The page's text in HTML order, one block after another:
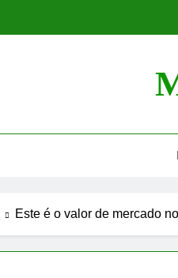
Este é o valor de mercado